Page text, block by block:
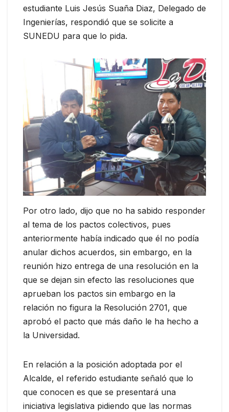
estudiante Luis Jesús Suaña Diaz, Delegado de
Ingenierías, respondió que se solicite a
SUNEDU para que lo pida.
Por otro lado, dijo que no ha sabido responder
al tema de los pactos colectivos, pues
anteriormente había indicado que él no podía
anular dichos acuerdos, sin embargo, en la
reunión hizo entrega de una resolución en la
que se dejan sin efecto las resoluciones que
aprueban los pactos sin embargo en la
relación no figura la Resolución 2701, que
aprobó el pacto que más daño le ha hecho a
la Universidad.
En relación a la posición adoptada por el
Alcalde, el referido estudiante señaló que lo
que conocen es que se presentará una
iniciativa legislativa pidiendo que las normas